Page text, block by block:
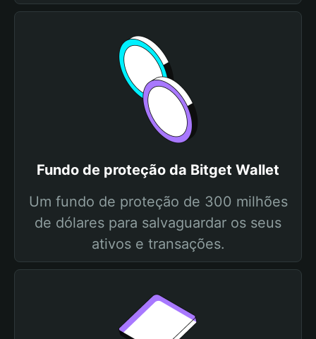
Fundo de proteção da Bitget Wallet
Um fundo de proteção de 300 milhões
de dólares para salvaguardar os seus
ativos e transações.